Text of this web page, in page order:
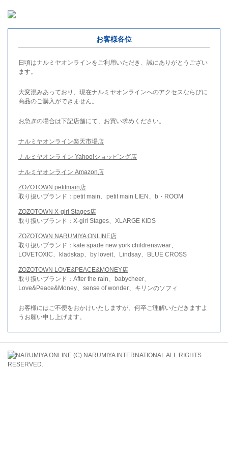
お客様各位
日頃はナルミヤオンラインをご利用いただき、誠にありがとうござい
ます。
大変混みあっており、現在ナルミヤオンラインへのアクセスならびに
商品のご購入ができません。
お急ぎの場合は下記店舗にて、お買い求めください。
ナルミヤオンライン楽天市場店
ナルミヤオンライン Yahoo!ショッピング店
ナルミヤオンライン Amazon店
ZOZOTOWN petitmain店
取り扱いブランド：petit main、petit main LIEN、b・ROOM
ZOZOTOWN X-girl Stages店
取り扱いブランド：X-girl Stages、XLARGE KIDS
ZOZOTOWN NARUMIYA ONLINE店
取り扱いブランド：kate spade new york childrenswear、
LOVETOXIC、kladskap、by loveit、Lindsay、BLUE CROSS
ZOZOTOWN LOVE&PEACE&MONEY店
取り扱いブランド：After the rain、babycheer、
Love&Peace&Money、sense of wonder、キリンのソフィ
お客様にはご不便をおかけいたしますが、何卒ご理解いただきますよ
うお願い申し上げます。